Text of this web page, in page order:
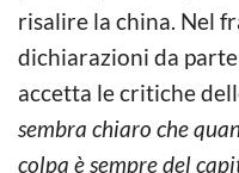
risalire la china. Nel
dichiarazioni da
accetta le critiche
sembra chiaro che
colpa è sempre del